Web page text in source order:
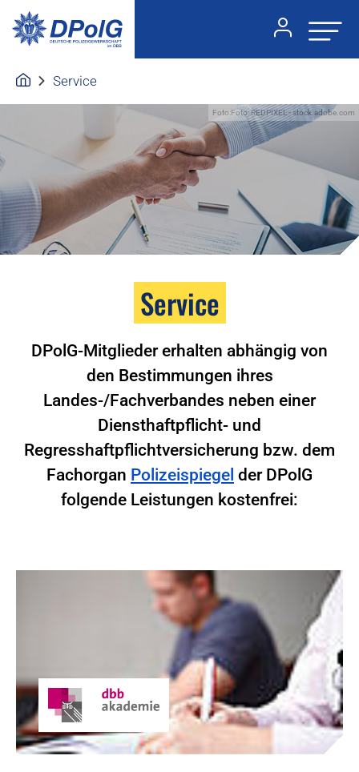
Service
Foto:Foto: REDPIXEL - stock.adobe.com
Service
DPolG-Mitglieder erhalten abhängig von
den Bestimmungen ihres
Landes-/Fachverbandes neben einer
Diensthaftpflicht- und
Regresshaftpflichtversicherung bzw. dem
Fachorgan Polizeispiegel der DPolG
folgende Leistungen kostenfrei: